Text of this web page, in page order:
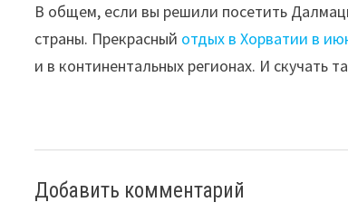
В общем, если вы решили посетить
страны. Прекрасный отдых в Хорватии в
и в континентальных регионах. И скучать
Добавить комментарий